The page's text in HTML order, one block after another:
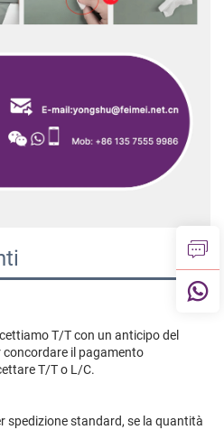
T/T con un anticipo del
concordare il pagamento
T/T o L/C.
spedizione standard, se la quantità